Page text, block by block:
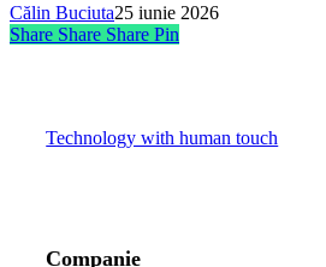
Călin Buciuta25 iunie 2026
Share Share Share Pin
Technology with human touch
Companie